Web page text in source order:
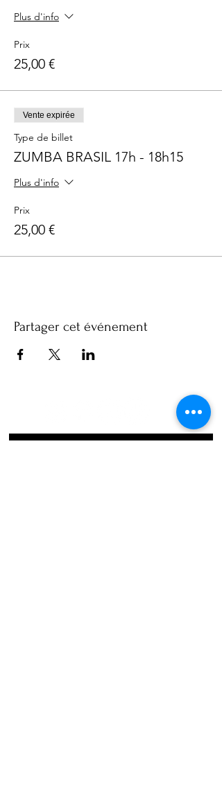
Plus d'info
Prix
25,00 €
Vente expirée
Type de billet
ZUMBA BRASIL 17h - 18h15
Plus d'info
Prix
25,00 €
Partager cet événement